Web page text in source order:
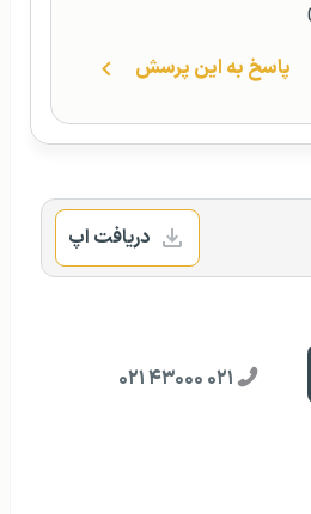
پاسخ به این پرسش
دریافت اپ
۰۲۱ ۴۳۰۰۰ ۰۲۱